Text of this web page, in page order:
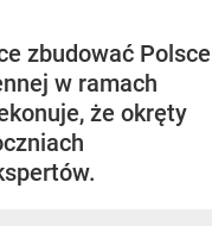
zbudować Polsce
w ramach
że okręty